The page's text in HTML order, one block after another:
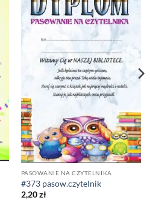
Dodaj do
ulubionych
PASOWANIE NA CZYTELNIKA
#373 pasow.czytelnik
2,20zł